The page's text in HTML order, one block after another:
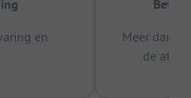
en
Meer dan
de